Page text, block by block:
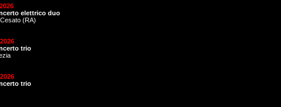
elettrico duo
(RA)
trio
trio